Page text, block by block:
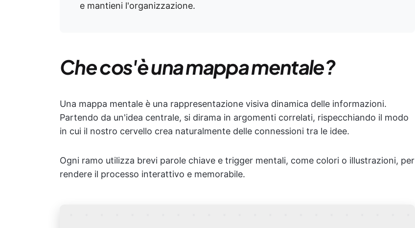
e mantieni l'organizzazione.
Che cos'è una mappa mentale?
Una mappa mentale è una rappresentazione visiva dinamica delle informazioni.
Partendo da un'idea centrale, si dirama in argomenti correlati, rispecchiando il modo
in cui il nostro cervello crea naturalmente delle connessioni tra le idee.
Ogni ramo utilizza brevi parole chiave e trigger mentali, come colori o illustrazioni, per
rendere il processo interattivo e memorabile.